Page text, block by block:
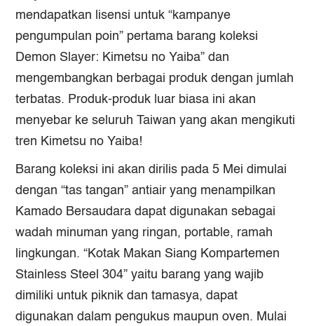
mendapatkan lisensi untuk “kampanye
pengumpulan poin” pertama barang koleksi
Demon Slayer: Kimetsu no Yaiba” dan
mengembangkan berbagai produk dengan jumlah
terbatas. Produk-produk luar biasa ini akan
menyebar ke seluruh Taiwan yang akan mengikuti
tren Kimetsu no Yaiba!
Barang koleksi ini akan dirilis pada 5 Mei dimulai
dengan “tas tangan” antiair yang menampilkan
Kamado Bersaudara dapat digunakan sebagai
wadah minuman yang ringan, portable, ramah
lingkungan. “Kotak Makan Siang Kompartemen
Stainless Steel 304” yaitu barang yang wajib
dimiliki untuk piknik dan tamasya, dapat
digunakan dalam pengukus maupun oven. Mulai